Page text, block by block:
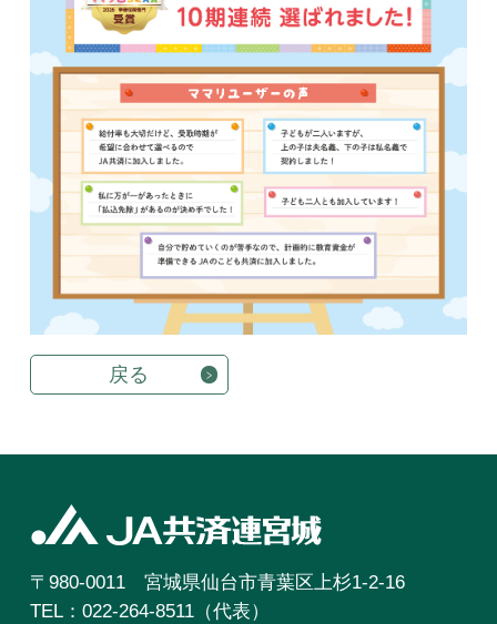
戻る
〒980-0011 宮城県仙台市青葉区上杉1-2-16
TEL：022-264-8511（代表）